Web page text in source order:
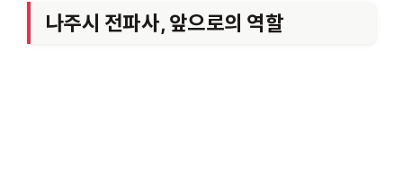
나주시 전파사, 앞으로의 역할